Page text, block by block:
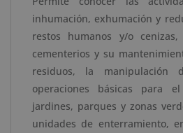
inhumación, exhumación y
restos humanos y/o
cementerios y su
residuos, la manipulación
operaciones básicas para
jardines, parques y zonas
unidades de enterramiento,